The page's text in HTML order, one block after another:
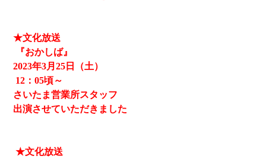
★文化放送
『おかしば』
2023年3月25日（土）
12 ：05頃～
さいたま営業所スタッフ
出演させていただきました
★文化放送